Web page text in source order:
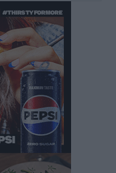
μονόδρομο στο
με μητέρα και
σαν ταινία
της Χαρούλας
που οδήγησαν στο